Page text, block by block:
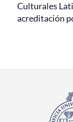
Culturales
acreditación